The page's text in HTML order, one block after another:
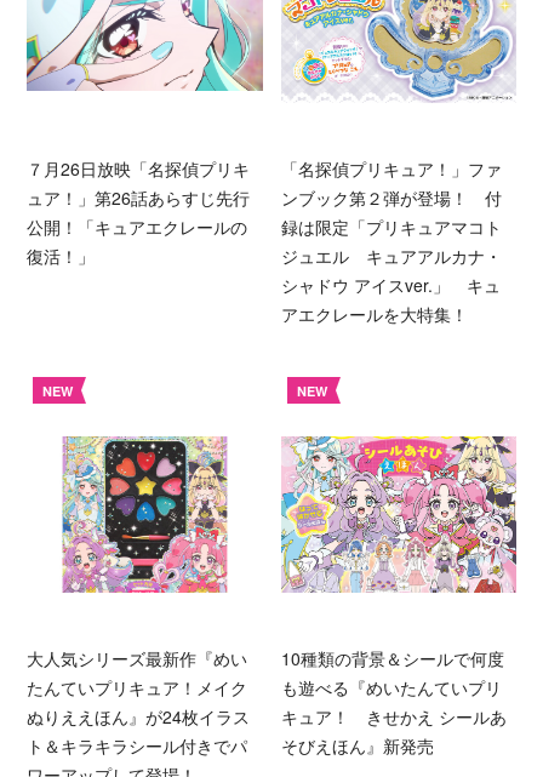
７月26日放映「名探偵プリキ
ュア！」第26話あらすじ先行
公開！「キュアエクレールの
復活！」
「名探偵プリキュア！」ファ
ンブック第２弾が登場！ 付
録は限定「プリキュアマコト
ジュエル キュアアルカナ・
シャドウ アイスver.」 キュ
アエクレールを大特集！
NEW
大人気シリーズ最新作『めい
たんていプリキュア！メイク
ぬりええほん』が24枚イラス
ト＆キラキラシール付きでパ
NEW
10種類の背景＆シールで何度
も遊べる『めいたんていプリ
キュア！ きせかえ シールあ
そびえほん』新発売